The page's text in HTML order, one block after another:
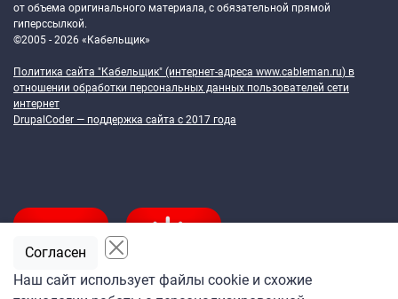
от объема оригинального материала, с обязательной прямой
гиперссылкой.
©2005 - 2026 «Кабельщик»
Политика сайта "Кабельщик" (интернет-адреса www.cableman.ru) в
отношении обработки персональных данных пользователей сети
интернет
DrupalCoder — поддержка сайта c 2017 года
Наш сайт использует файлы cookie и схожие
Согласен